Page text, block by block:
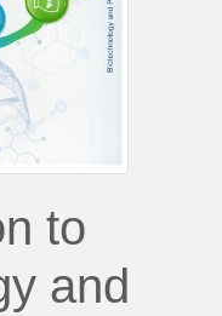
to
and